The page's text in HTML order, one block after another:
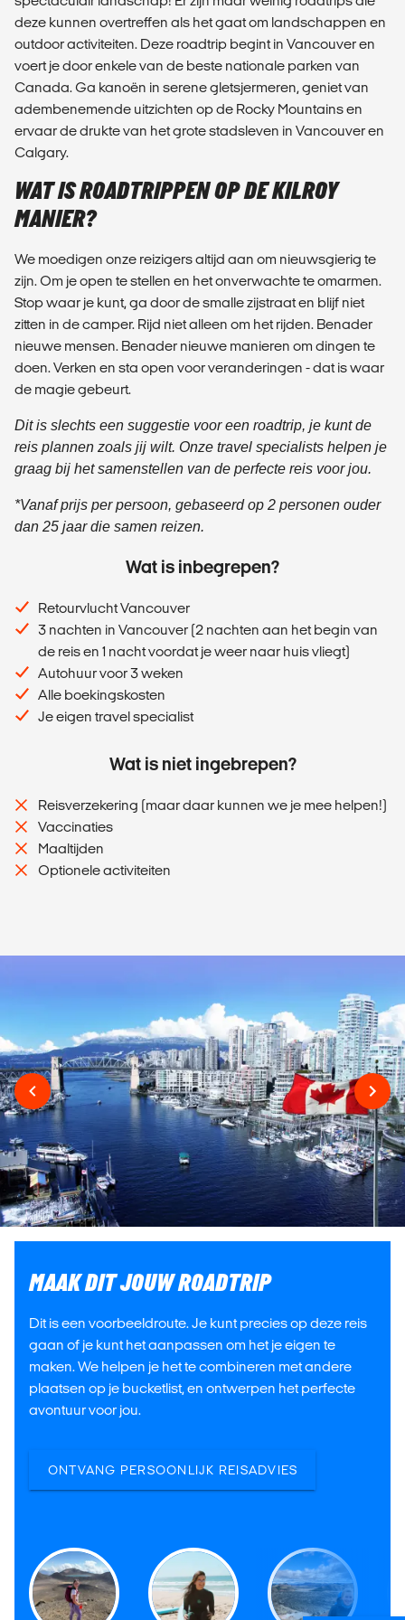
deze kunnen overtreffen als het gaat om landschappen en
outdoor activiteiten. Deze roadtrip begint in Vancouver en
voert je door enkele van de beste nationale parken van
Canada. Ga kanoën in serene gletsjermeren, geniet van
adembenemende uitzichten op de Rocky Mountains en
ervaar de drukte van het grote stadsleven in Vancouver en
Calgary.
WAT IS ROADTRIPPEN OP DE KILROY
MANIER?
We moedigen onze reizigers altijd aan om nieuwsgierig te
zijn. Om je open te stellen en het onverwachte te omarmen.
Stop waar je kunt, ga door de smalle zijstraat en blijf niet
zitten in de camper. Rijd niet alleen om het rijden. Benader
nieuwe mensen. Benader nieuwe manieren om dingen te
doen. Verken en sta open voor veranderingen - dat is waar
de magie gebeurt.
Dit is slechts een suggestie voor een roadtrip, je kunt de
reis plannen zoals jij wilt. Onze travel specialists helpen je
graag bij het samenstellen van de perfecte reis voor jou.
*Vanaf prijs per persoon, gebaseerd op 2 personen ouder
dan 25 jaar die samen reizen.
Wat is inbegrepen?
Retourvlucht Vancouver
3 nachten in Vancouver (2 nachten aan het begin van
de reis en 1 nacht voordat je weer naar huis vliegt)
Autohuur voor 3 weken
Alle boekingskosten
Je eigen travel specialist
Wat is niet ingebrepen?
Reisverzekering (maar daar kunnen we je mee helpen!)
Vaccinaties
Maaltijden
Optionele activiteiten
MAAK DIT JOUW ROADTRIP
Dit is een voorbeeldroute. Je kunt precies op deze reis
gaan of je kunt het aanpassen om het je eigen te
maken. We helpen je het te combineren met andere
plaatsen op je bucketlist, en ontwerpen het perfecte
avontuur voor jou.
ONTVANG PERSOONLIJK REISADVIES